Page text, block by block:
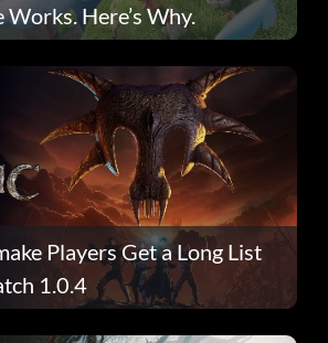
Works. Here’s Why.
Players Get a Long List
1.0.4